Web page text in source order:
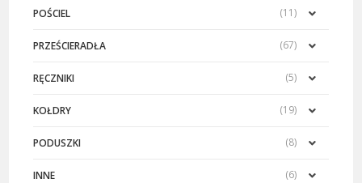
POŚCIEL (11)
PRZEŚCIERADŁA (67)
RĘCZNIKI (5)
KOŁDRY (19)
PODUSZKI (8)
INNE (6)